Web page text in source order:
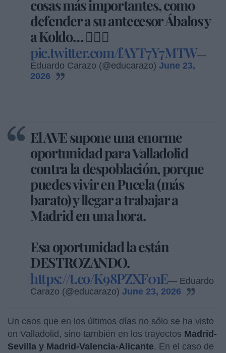
cosas más importantes, como
defender a su antecesor Ábalos y
a Koldo… 🤷🏻‍♂️
pic.twitter.com/fAYT7Y7MTW—
Eduardo Carazo (@educarazo) June 23,
2026
El AVE supone una enorme
oportunidad para Valladolid
contra la despoblación, porque
puedes vivir en Pucela (más
barato) y llegar a trabajar a
Madrid en una hora.
Esa oportunidad la están
DESTROZANDO.
https://t.co/K98PZXF01E— Eduardo
Carazo (@educarazo) June 23, 2026
Un caos que en los últimos días no sólo se ha visto
en Valladolid, sino también en los trayectos Madrid-
Sevilla y Madrid-Valencia-Alicante. En el caso de